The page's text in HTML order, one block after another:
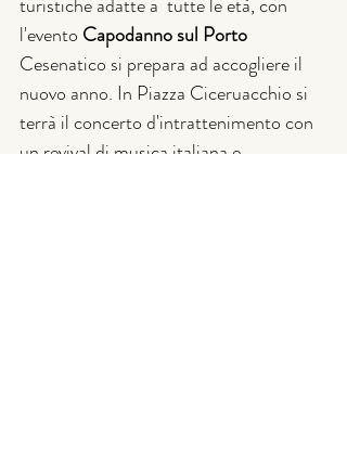
l'evento Capodanno sul Porto
Cesenatico si prepara ad accogliere il
nuovo anno. In Piazza Ciceruacchio si
terrà il concerto d'intrattenimento con
un revival di musica italiana e